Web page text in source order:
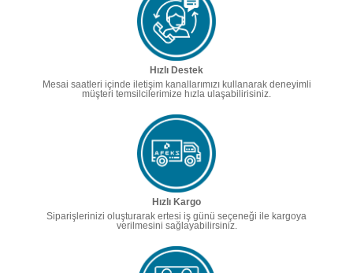
Hızlı Destek
Mesai saatleri içinde iletişim kanallarımızı kullanarak deneyimli
müşteri temsilcilerimize hızla ulaşabilirisiniz.
Hızlı Kargo
Siparişlerinizi oluşturarak ertesi iş günü seçeneği ile kargoya
verilmesini sağlayabilirsiniz.